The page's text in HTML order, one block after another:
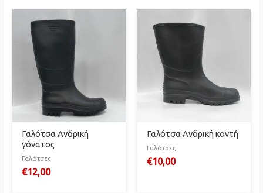
Γαλότσα Ανδρική
γόνατος
Γαλότσες
€12,00
Γαλότσα Ανδρική κοντή
Γαλότσες
€10,00